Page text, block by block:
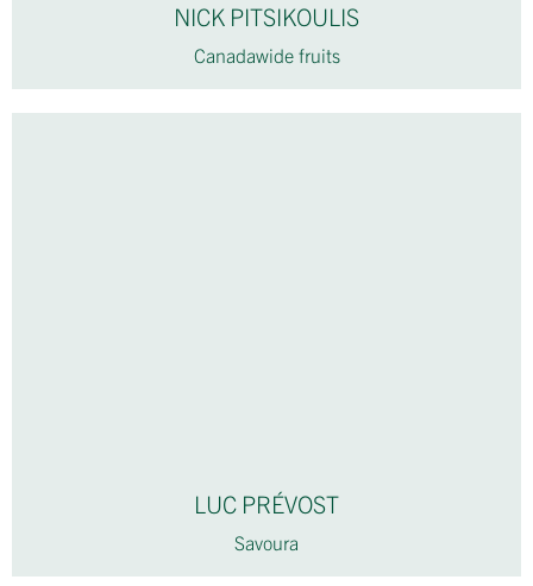
NICK PITSIKOULIS
Canadawide fruits
LUC PRÉVOST
Savoura